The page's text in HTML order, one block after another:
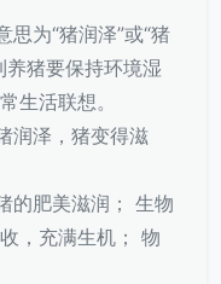
为“猪润泽”或“猪
养猪要保持环境湿
生活联想。
润泽，猪变得滋
的肥美滋润； 生物
，充满生机； 物